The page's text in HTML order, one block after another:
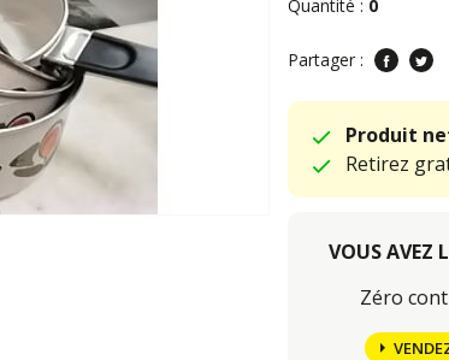
Quantité : 0
Partager :
Produit
Retirez
VOUS AVEZ
Zéro